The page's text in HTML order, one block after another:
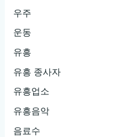
우주
운동
유흥
유흥 종사자
유흥업소
유흥음악
음료수